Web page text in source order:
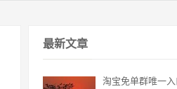
最新文章
淘宝免单群唯一